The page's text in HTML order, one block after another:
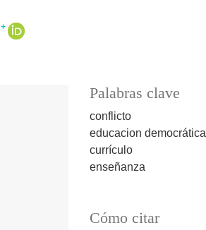
+
Palabras clave
conflicto
educacion democrática
currículo
enseñanza
Cómo citar